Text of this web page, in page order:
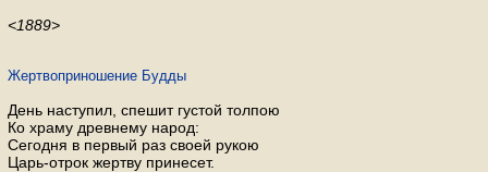
<1889>
Жертвоприношение Будды
День наступил, спешит густой толпою
Ко храму древнему народ:
Сегодня в первый раз своей рукою
Царь-отрок жертву принесет.